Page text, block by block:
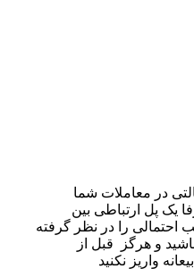
در معاملات شما
یک پل ارتباطی بین
احتمالی را در نظر گرفته
و هرگز قبل از
واریز نکنید